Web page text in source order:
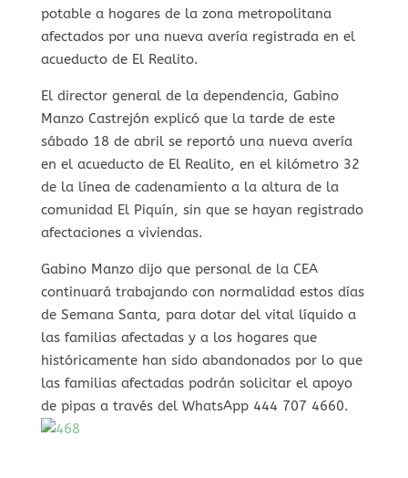
potable a hogares de la zona metropolitana
afectados por una nueva avería registrada en el
acueducto de El Realito.
El director general de la dependencia, Gabino
Manzo Castrejón explicó que la tarde de este
sábado 18 de abril se reportó una nueva avería
en el acueducto de El Realito, en el kilómetro 32
de la línea de cadenamiento a la altura de la
comunidad El Piquín, sin que se hayan registrado
afectaciones a viviendas.
Gabino Manzo dijo que personal de la CEA
continuará trabajando con normalidad estos días
de Semana Santa, para dotar del vital líquido a
las familias afectadas y a los hogares que
históricamente han sido abandonados por lo que
las familias afectadas podrán solicitar el apoyo
de pipas a través del WhatsApp 444 707 4660.